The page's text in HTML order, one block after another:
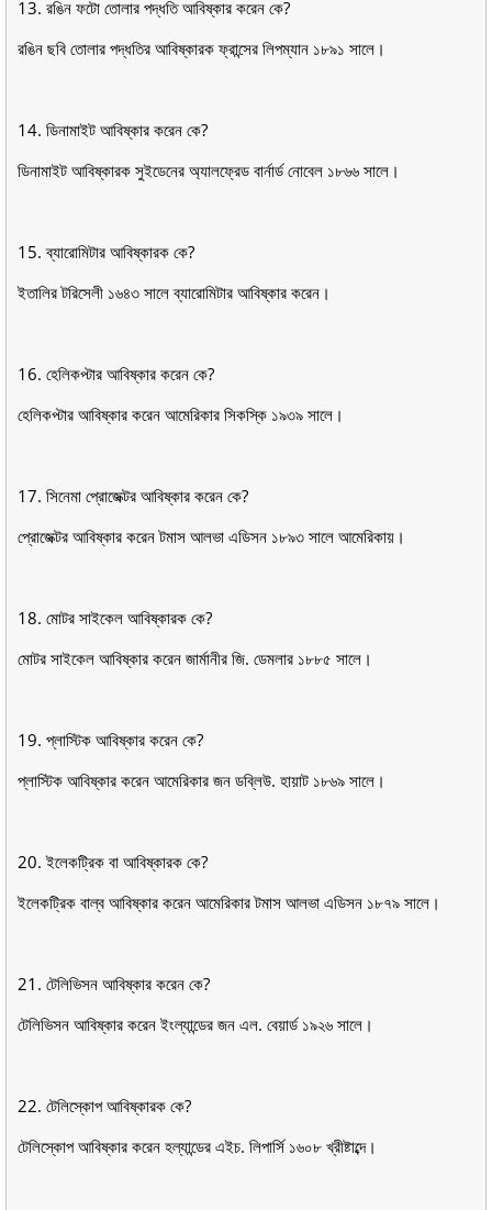
13. রঙিন ফটো তােলার পদ্ধতি আবিষ্কার করেন কে?
রঙিন ছবি তােলার পদ্ধতির আবিষ্কারক ফ্রান্সের লিপম্যান ১৮৯১ সালে।
14. ডিনামাইট আবিষ্কার করেন কে?
ডিনামাইট আবিষ্কারক সুইডেনের অ্যালফ্রেড বার্নার্ড নােবেল ১৮৬৬ সালে।
15. ব্যারােমিটার আবিষ্কারক কে?
ইতালির টরিসেলী ১৬৪৩ সালে ব্যারােমিটার আবিষ্কার করেন।
16. হেলিকপ্টার আবিষ্কার করেন কে?
হেলিকপ্টার আবিষ্কার করেন আমেরিকার সিকস্কি ১৯৩৯ সালে।
17. সিনেমা প্রােজেক্টর আবিষ্কার করেন কে?
প্রােজেক্টর আবিষ্কার করেন টমাস আলভা এডিসন ১৮৯৩ সালে আমেরিকায়।
18. মােটর সাইকেল আবিষ্কারক কে?
মােটর সাইকেল আবিষ্কার করেন জার্মানীর জি. ডেমলার ১৮৮৫ সালে।
19. প্লাস্টিক আবিষ্কার করেন কে?
প্লাস্টিক আবিষ্কার করেন আমেরিকার জন ডব্লিউ. হায়াট ১৮৬৯ সালে।
20. ইলেকট্রিক বা আবিষ্কারক কে?
ইলেকট্রিক বাল্ব আবিষ্কার করেন আমেরিকার টমাস আলভা এডিসন ১৮৭৯ সালে।
21. টেলিভিসন আবিষ্কার করেন কে?
টেলিভিসন আবিষ্কার করেন ইংল্যান্ডের জন এল. বেয়ার্ড ১৯২৬ সালে।
22. টেলিস্কোপ আবিষ্কারক কে?
টেলিস্কোপ আবিষ্কার করেন হল্যান্ডের এইচ. লিপার্সি ১৬০৮ খ্রীষ্টাব্দে।